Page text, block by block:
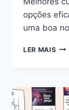
opções
uma boa
LER MAIS